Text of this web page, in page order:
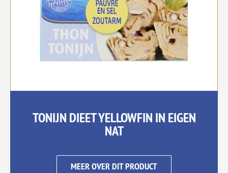
TONIJN DIEET YELLOWFIN IN EIGEN
NAT
MEER OVER DIT PRODUCT